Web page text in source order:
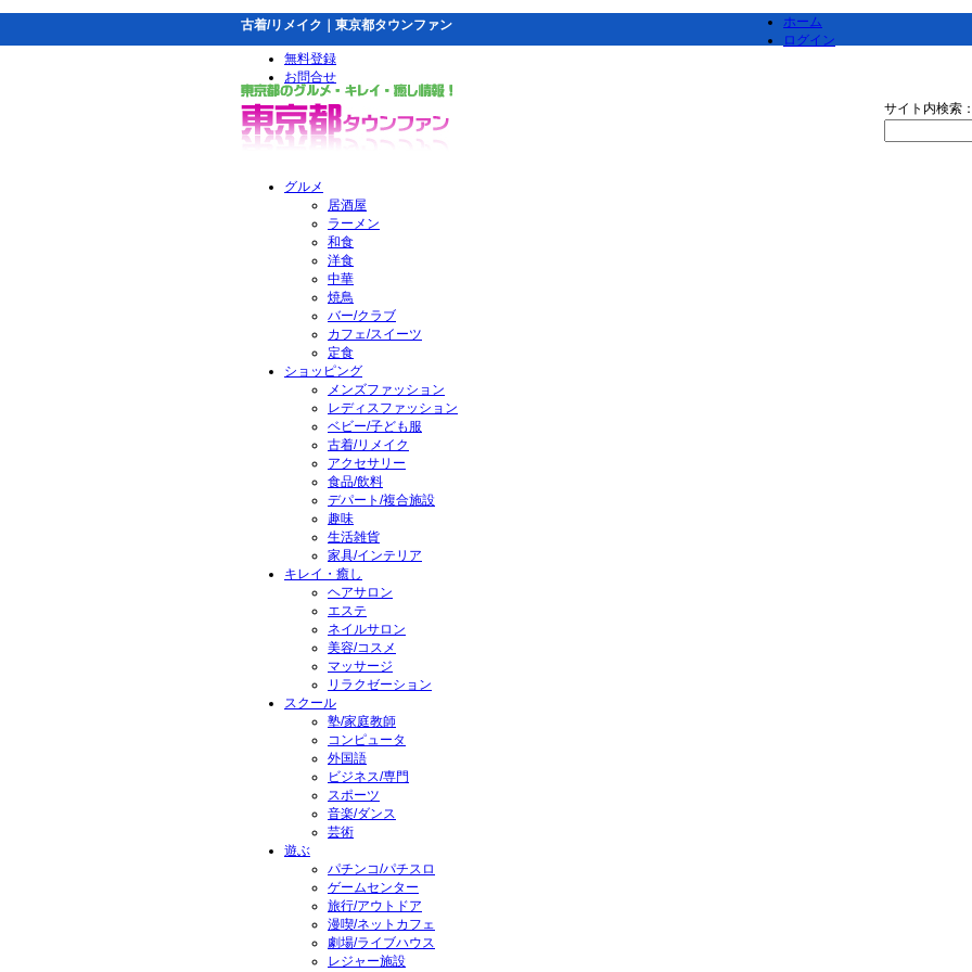
古着/リメイク｜東京都タウンファン
ホーム
ログイン
無料登録
お問合せ
サイト内検索
グルメ
居酒屋
ラーメン
和食
洋食
中華
焼鳥
バー/クラブ
カフェ/スイーツ
定食
ショッピング
メンズファッション
レディスファッション
ベビー/子ども服
古着/リメイク
アクセサリー
食品/飲料
デパート/複合施設
趣味
生活雑貨
家具/インテリア
キレイ・癒し
ヘアサロン
エステ
ネイルサロン
美容/コスメ
マッサージ
リラクゼーション
スクール
塾/家庭教師
コンピュータ
外国語
ビジネス/専門
スポーツ
音楽/ダンス
芸術
遊ぶ
パチンコ/パチスロ
ゲームセンター
旅行/アウトドア
漫喫/ネットカフェ
劇場/ライブハウス
レジャー施設